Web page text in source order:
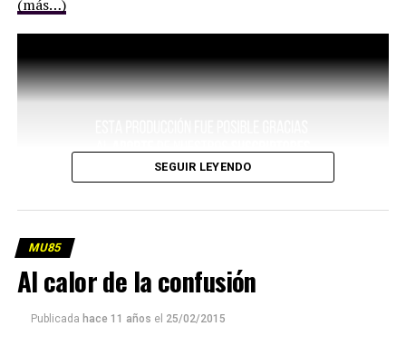
(más…)
SEGUIR LEYENDO
MU85
Al calor de la confusión
Publicada hace 11 años el 25/02/2015